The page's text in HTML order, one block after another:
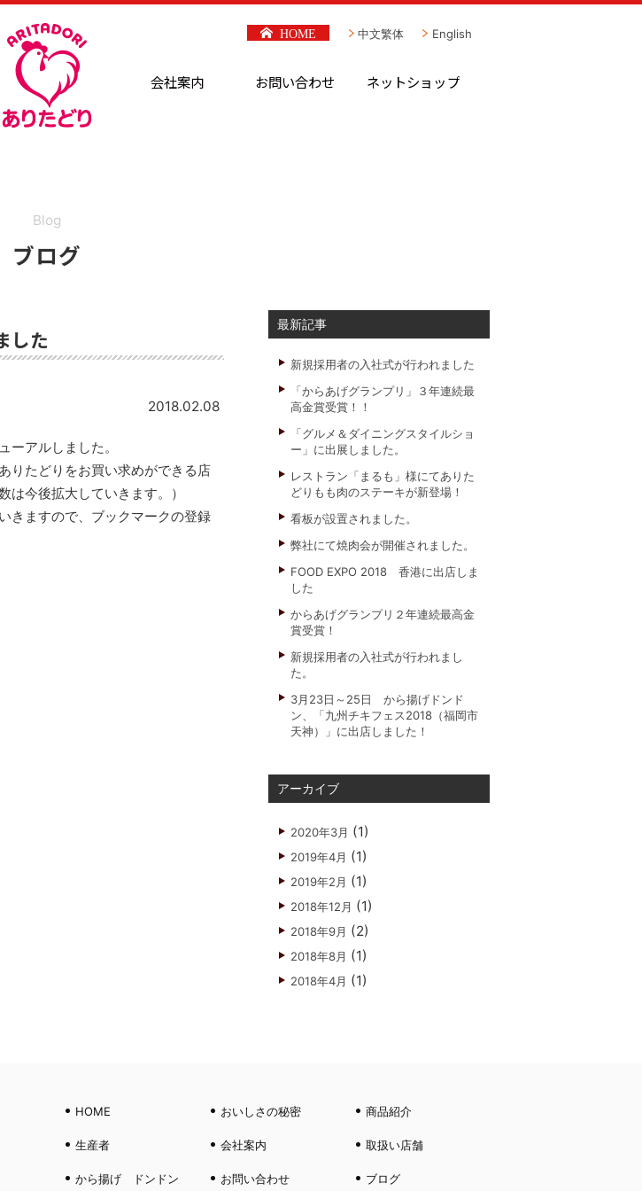
English
中文繁体
HOME
会社案内 お問い合わせ ネットショップ
Blog
ブログ
した
2018.02.08
アルしました。
りたどりをお買い求めができる店
今後拡大していきます。）
きますので、ブックマークの登録
最新記事
新規採用者の入社式が行われました
「からあげグランプリ」３年連続最
高金賞受賞！！
「グルメ＆ダイニングスタイルショ
ー」に出展しました。
レストラン「まるも」様にてありた
どりもも肉のステーキが新登場！
看板が設置されました。
弊社にて焼肉会が開催されました。
FOOD EXPO 2018 香港に出店しま
した
からあげグランプリ２年連続最高金
賞受賞！
新規採用者の入社式が行われまし
た。
3月23日～25日 から揚げドンド
ン、「九州チキフェス2018（福岡市
天神）」に出店しました！
アーカイブ
2020年3月 (1)
2019年4月 (1)
2019年2月 (1)
2018年12月 (1)
2018年9月 (2)
2018年8月 (1)
2018年4月 (1)
HOME おいしさの秘密 商品紹介
生産者 会社案内 取扱い店舗
から揚げ ドンドン お問い合わせ
ブログ